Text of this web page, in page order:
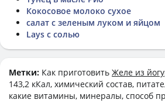
Кокосовое молоко сухое
салат с зеленым луком и яйцом
Lays с солью
Метки: Как приготовить Желе из
143,2 кКал, химический состав,
какие витамины, минералы, способ